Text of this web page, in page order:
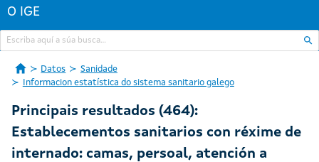
O IGE
Datos
Sanidade
Informacion estatística do sistema sanitario galego
Principais resultados (464):
Establecementos sanitarios con réxime de
internado: camas, persoal, atención a